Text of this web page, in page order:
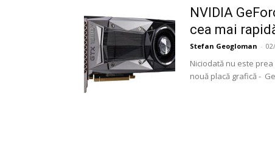
NVIDIA
cea mai
Stefan Geogloman -
Niciodată nu este
nouă placă grafică -